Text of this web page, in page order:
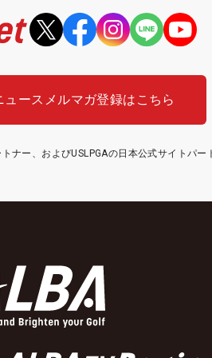
ュース メルマガ登録はこちら
ナー、およびUSLPGAの日本公式サイトパー